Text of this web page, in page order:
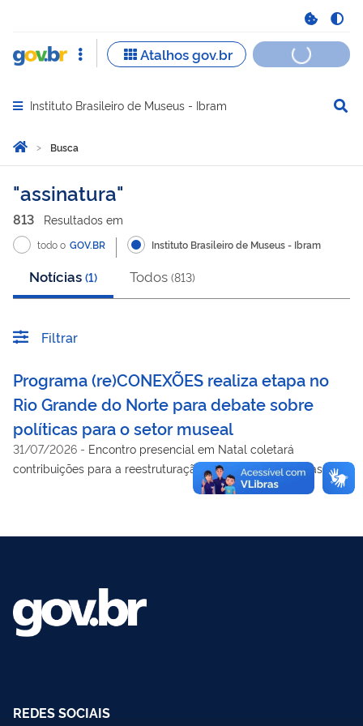
Abrir menu principal de navegação
Instituto Brasileiro de Museus - Ibram
Você está aqui:
Página Inicial
Busca
Busca
assinatura
813 Resultados em
todo o GOV.BR Instituto Brasileiro de Museus - Ibram
Notícias (1) Todos (813)
Filtrar
Programa (re)CONEXÕES realiza etapa no
Rio Grande do Norte para debate sobre
políticas para o setor museal
31/07/2026 - Encontro presencial em Natal coletará
contribuições para a reestruturação de sistemas e normas da
REDES SOCIAIS